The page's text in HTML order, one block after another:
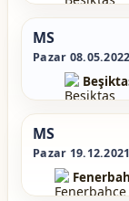
MS
Pazar 08.05.2022
MS
Pazar 19.12.2021